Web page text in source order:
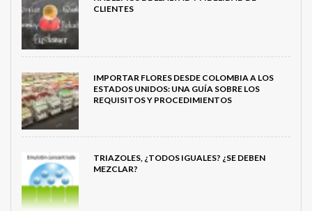
CLIENTES
IMPORTAR FLORES DESDE COLOMBIA A LOS
ESTADOS UNIDOS: UNA GUÍA SOBRE LOS
REQUISITOS Y PROCEDIMIENTOS
TRIAZOLES, ¿TODOS IGUALES? ¿SE DEBEN
MEZCLAR?